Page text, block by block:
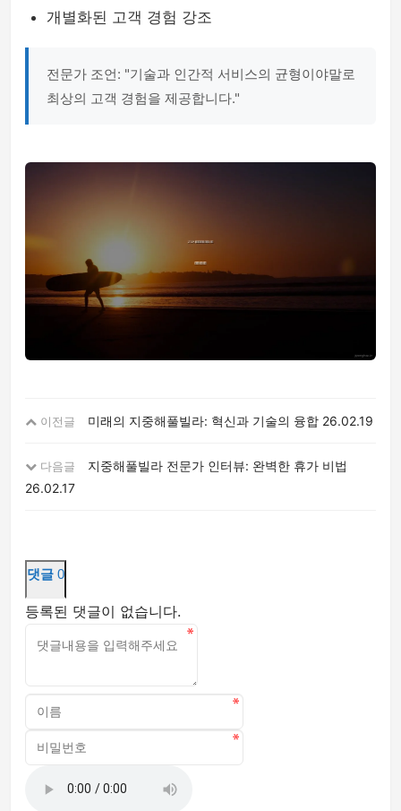
개별화된 고객 경험 강조
전문가 조언: "기술과 인간적 서비스의 균형이야말로
최상의 고객 경험을 제공합니다."
이전글 미래의 지중해풀빌라: 혁신과 기술의 융합 26.02.19
다음글
지중해풀빌라 전문가 인터뷰: 완벽한 휴가 비법
26.02.17
댓글 0
등록된 댓글이 없습니다.